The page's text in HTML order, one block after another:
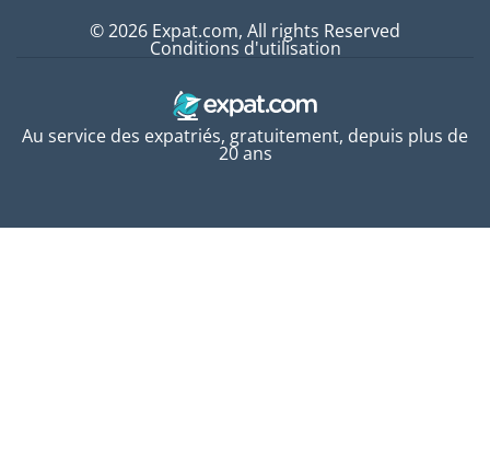
Au service des expatriés, gratuitement, depuis plus de
20 ans
© 2026 Expat.com, All rights Reserved
Conditions d'utilisation